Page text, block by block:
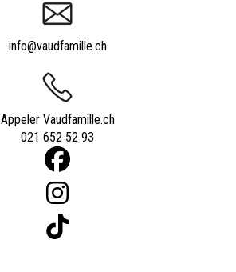
info@vaudfamille.ch
Appeler Vaudfamille.ch
021 652 52 93